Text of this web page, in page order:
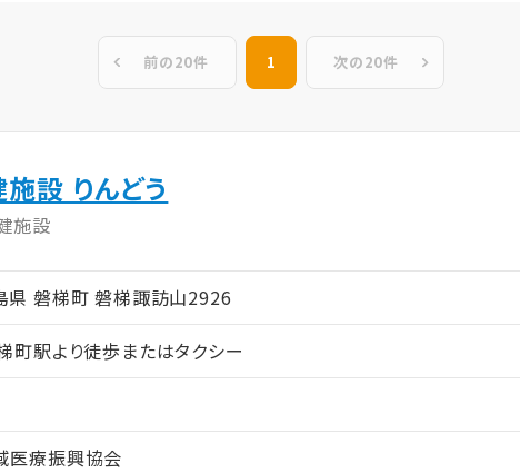
前の20件 1 次の20件
設 りんどう
施設
県 磐梯町 磐梯諏訪山2926
駅より徒歩またはタクシー
医療振興協会